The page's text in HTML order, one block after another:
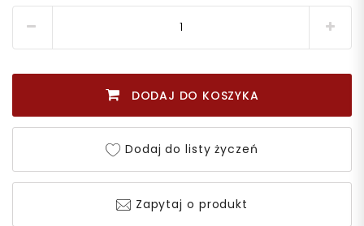
DODAJ DO KOSZYKA
Dodaj do listy życzeń
Zapytaj o produkt